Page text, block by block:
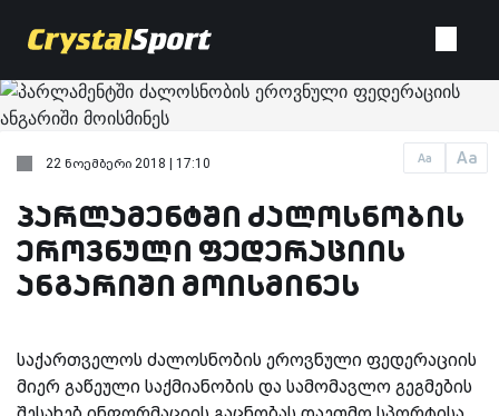
Aa Aa
22 ნოემბერი 2018 | 17:10
პარლამენტში ძალოსნობის
ეროვნული ფედერაციის
ანგარიში მოისმინეს
საქართველოს ძალოსნობის ეროვნული ფედერაციის
მიერ გაწეული საქმიანობის და სამომავლო გეგმების